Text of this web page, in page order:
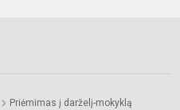
Priėmimas į darželį-mokyklą